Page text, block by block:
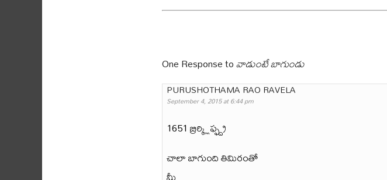
One Response toవాడుంటే బాగుండు
PURUSHOTHAMA RAO RAVELA
September 4, 2015 at 6:44 pm
1651 బ్రిర్క్లిఫ్ఫ్ద్ర్
చాలా బాగుంది తిమిరంతో